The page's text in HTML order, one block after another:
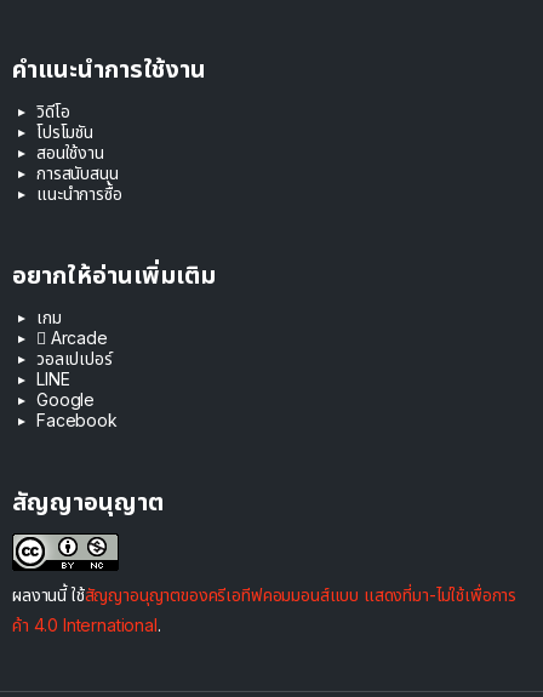
คำแนะนำการใช้งาน
วิดีโอ
โปรโมชัน
สอนใช้งาน
การสนับสนุน
แนะนำการซื้อ
อยากให้อ่านเพิ่มเติม
เกม
 Arcade
วอลเปเปอร์
LINE
Google
Facebook
สัญญาอนุญาต
ผลงานนี้ ใช้สัญญาอนุญาตของครีเอทีฟคอมมอนส์แบบ แสดงที่มา-ไม่ใช้เพื่อการ
ค้า 4.0 International.